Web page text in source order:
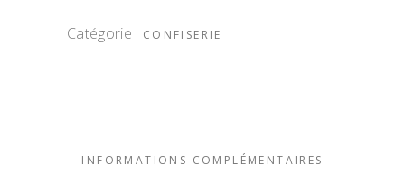
Catégorie : CONFISERIE
INFORMATIONS COMPLÉMENTAIRES